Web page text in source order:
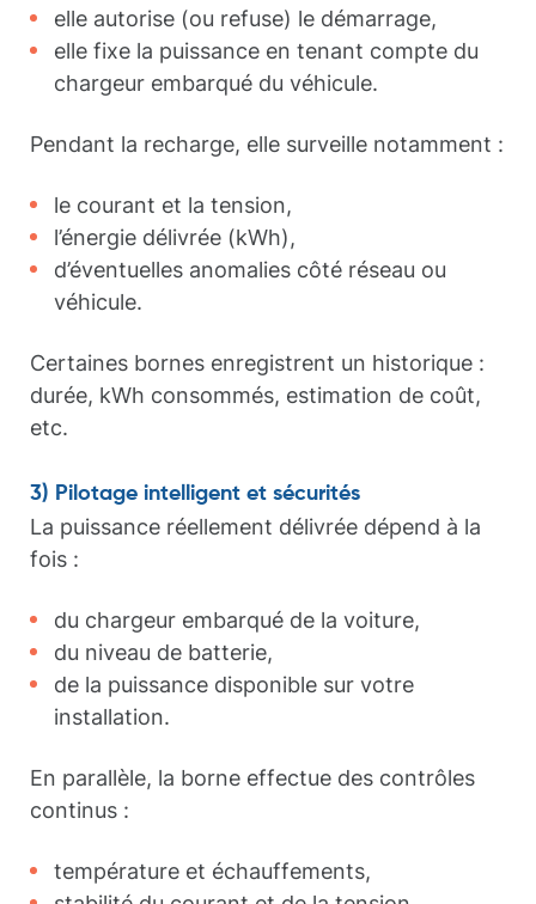
elle autorise (ou refuse) le démarrage,
elle fixe la puissance en tenant compte du
chargeur embarqué du véhicule.
Pendant la recharge, elle surveille notamment :
le courant et la tension,
l’énergie délivrée (kWh),
d’éventuelles anomalies côté réseau ou
véhicule.
Certaines bornes enregistrent un historique :
durée, kWh consommés, estimation de coût,
etc.
3) Pilotage intelligent et sécurités
La puissance réellement délivrée dépend à la
fois :
du chargeur embarqué de la voiture,
du niveau de batterie,
de la puissance disponible sur votre
installation.
En parallèle, la borne effectue des contrôles
continus :
température et échauffements,